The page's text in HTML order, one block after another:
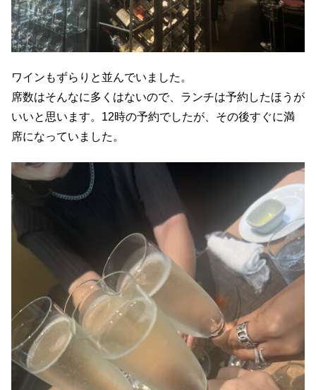
ワインもずらりと並んでいました。
席数はそんなに多くはないので、ランチは予約したほうが
いいと思います。12時の予約でしたが、その後すぐに満
席になっていました。